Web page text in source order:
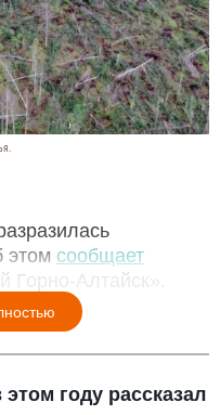
этом сообщает
Алтайск».
году рассказал